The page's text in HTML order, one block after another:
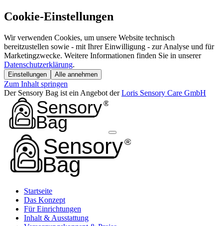
Cookie-Einstellungen
Wir verwenden Cookies, um unsere Website technisch
bereitzustellen sowie - mit Ihrer Einwilligung - zur Analyse und für
Marketingzwecke. Weitere Informationen finden Sie in unserer
Datenschutzerklärung.
Einstellungen Alle annehmen
Zum Inhalt springen
Der Sensory Bag ist ein Angebot der Loris Sensory Care GmbH
Startseite
Das Konzept
Für Einrichtungen
Inhalt & Ausstattung